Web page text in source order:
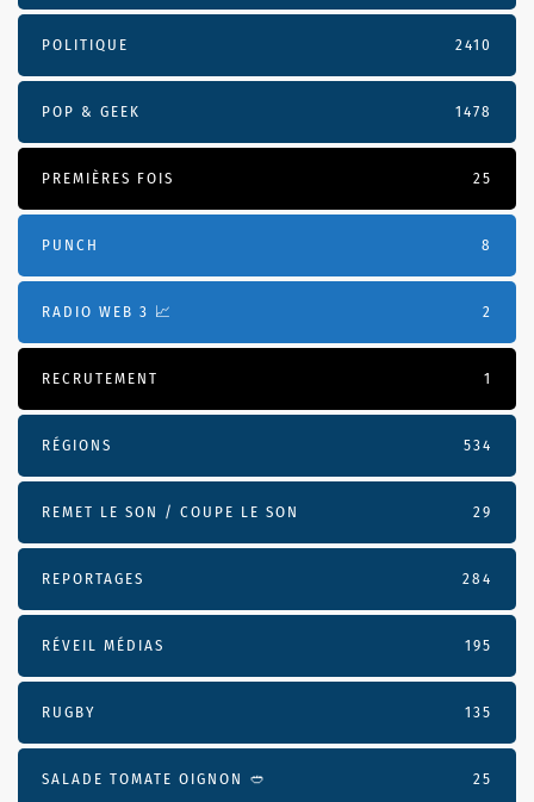
POLITIQUE 2410
POP & GEEK 1478
PREMIÈRES FOIS 25
PUNCH 8
RADIO WEB 3 📈 2
RECRUTEMENT 1
RÉGIONS 534
REMET LE SON / COUPE LE SON 29
REPORTAGES 284
RÉVEIL MÉDIAS 195
RUGBY 135
SALADE TOMATE OIGNON 🥙 25